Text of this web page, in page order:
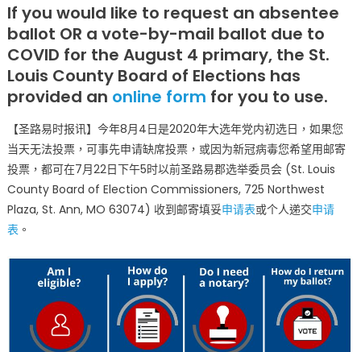
何
申
请
缺
席
票
和
邮
投
票〉
If you would like to request an absentee
ballot OR a vote-by-mail ballot due to
COVID for the August 4 primary, the St.
Louis County Board of Elections has
provided an online form for you to use.
【圣路易时报讯】今年8月4日是2020年大选年党内初选日，如果您
当天无法投票，可事先申请缺席投票，或因为新冠病毒您希望用邮寄
投票，都可在7月22日下午5时以前圣路易郡选举委员会 (St. Louis
County Board of Election Commissioners, 725 Northwest
Plaza, St. Ann, MO 63074) 收到邮寄填妥申请表或个人递交申请
表 。